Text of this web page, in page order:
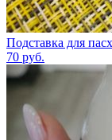
Подставка для
70 руб.